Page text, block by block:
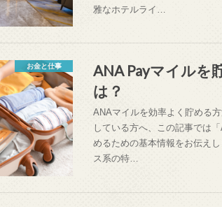
雅なホテルライ…
お金と仕事
ANA Payマイルを
は？
ANAマイルを効率よく貯める
している方へ、この記事では
めるための基本情報をお伝え
ス系の特…